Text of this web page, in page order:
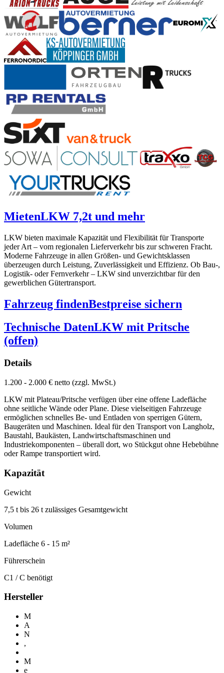
MietenLKW 7,2t und mehr
LKW bieten maximale Kapazität und Flexibilität für Transporte
jeder Art – vom regionalen Lieferverkehr bis zur schweren Fracht.
Moderne Fahrzeuge in allen Größen- und Gewichtsklassen
überzeugen durch Leistung, Zuverlässigkeit und Effizienz. Ob Bau-,
Logistik- oder Fernverkehr – LKW sind unverzichtbar für den
gewerblichen Gütertransport.
Fahrzeug findenBestpreise sichern
Technische DatenLKW mit Pritsche
(offen)
Details
1.200 - 2.000 € netto (zzgl. MwSt.)
LKW mit Plateau/Pritsche verfügen über eine offene Ladefläche
ohne seitliche Wände oder Plane. Diese vielseitigen Fahrzeuge
ermöglichen schnelles Be- und Entladen von sperrigen Gütern,
Baugeräten und Maschinen. Ideal für den Transport von Langholz,
Baustahl, Baukästen, Landwirtschaftsmaschinen und
Industriekomponenten – überall dort, wo Stückgut ohne Hebebühne
oder Rampe transportiert wird.
Kapazität
Gewicht
7,5 t bis 26 t zulässiges Gesamtgewicht
Volumen
Ladefläche 6 - 15 m²
Führerschein
C1 / C benötigt
Hersteller
M
A
N
,
M
e